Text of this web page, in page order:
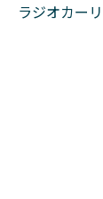
ラジオカー